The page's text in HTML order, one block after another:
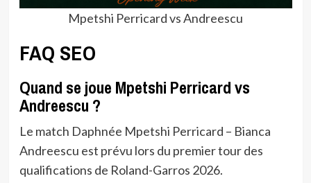
Mpetshi Perricard vs Andreescu
FAQ SEO
Quand se joue Mpetshi Perricard vs
Andreescu ?
Le match Daphnée Mpetshi Perricard – Bianca
Andreescu est prévu lors du premier tour des
qualifications de Roland-Garros 2026.